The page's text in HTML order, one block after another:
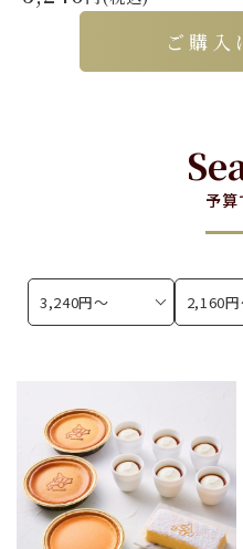
ご購入
予算
3,240円〜 2,160